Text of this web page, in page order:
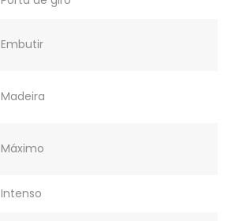
Embutir
Madeira
Máximo
Intenso